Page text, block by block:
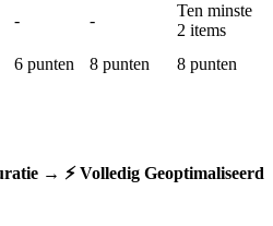
- -
Ten minste
2 items
6 punten 8 punten 8 punten
→ ⚡ Volledig Geoptimaliseerd